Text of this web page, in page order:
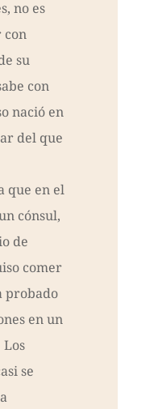
no es
con
su
con
nació en
del que
que en el
cónsul,
de
comer
probado
en un
se